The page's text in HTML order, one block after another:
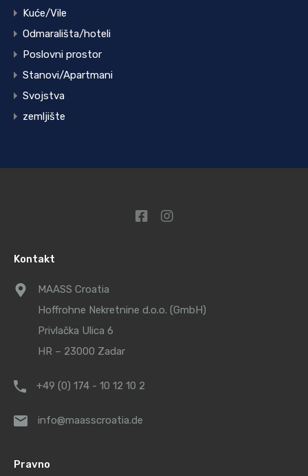
Kuće/Vile
Odmarališta/hoteli
Poslovni prostor
Stanovi/Apartmani
Svojstva
zemljište
Kontakt
MAASS Croatia
Hoffrohne Nekretnine d.o.o. (GmbH)
Privlačka Ulica 6
HR – 23000 Zadar
+49 (0) 174 - 10 12 10 2
info@maasscroatia.de
Pravno